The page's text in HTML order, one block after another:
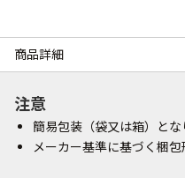
商品詳細
注意
簡易包装（袋又は箱）とな
メーカー基準に基づく梱包